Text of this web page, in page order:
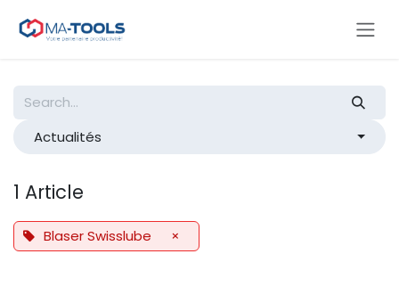
Actualités
1 Article
Blaser Swisslube ×